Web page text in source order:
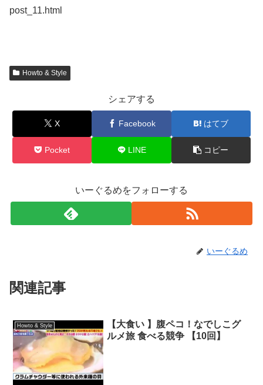
post_11.html
Howto & Style
シェアする
X Facebook はてブ
Pocket LINE コピー
いーぐるめをフォローする
いーぐるめ
関連記事
Howto & Style
【大食い 】腹ペコ！なでしこグ
ルメ旅 食べる競争 【10回】